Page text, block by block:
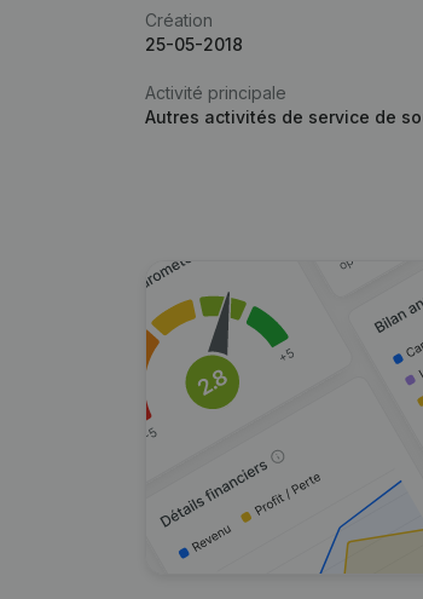
Création
25-05-2018
Activité principale
Autres activités de service de